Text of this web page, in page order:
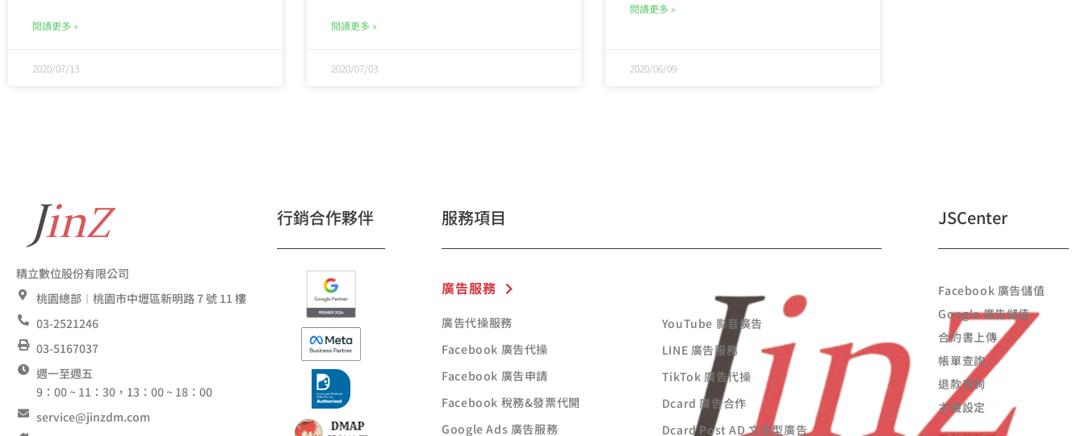
閱讀更多 »
2020/07/13
閱讀更多 »
2020/07/03
閱讀更多 »
2020/06/09
精立數位股份有限公司
桃園總部︱桃園市中壢區新明路 7 號 11 樓
03-2521246
03-5167037
週一至週五
9：00 ~ 11：30，13：00 ~ 18：00
service@jinzdm.com
行銷合作夥伴 服務項目
廣告服務
廣告代操服務
Facebook 廣告代操
Facebook 廣告申請
Facebook 稅務&發票代開
Google Ads 廣告服務
YouTube 影音廣告
LINE 廣告服務
TikTok 廣告代操
Dcard 廣告合作
Dcard Post AD 文章型廣告
JSCenter
Facebook 廣告儲值
Google 廣告儲值
合約書上傳
帳單查詢
退款查詢
主機設定